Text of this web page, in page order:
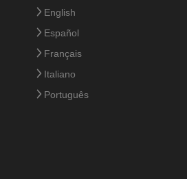
English
Español
Français
Italiano
Português